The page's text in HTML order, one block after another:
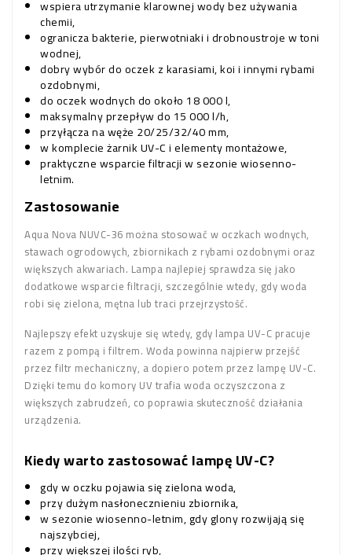
wspiera utrzymanie klarownej wody bez używania
chemii,
ogranicza bakterie, pierwotniaki i drobnoustroje w toni
wodnej,
dobry wybór do oczek z karasiami, koi i innymi rybami
ozdobnymi,
do oczek wodnych do około 18 000 l,
maksymalny przepływ do 15 000 l/h,
przyłącza na węże 20/25/32/40 mm,
w komplecie żarnik UV-C i elementy montażowe,
praktyczne wsparcie filtracji w sezonie wiosenno-
letnim.
Zastosowanie
Aqua Nova NUVC-36 można stosować w oczkach wodnych,
stawach ogrodowych, zbiornikach z rybami ozdobnymi oraz
większych akwariach. Lampa najlepiej sprawdza się jako
dodatkowe wsparcie filtracji, szczególnie wtedy, gdy woda
robi się zielona, mętna lub traci przejrzystość.
Najlepszy efekt uzyskuje się wtedy, gdy lampa UV-C pracuje
razem z pompą i filtrem. Woda powinna najpierw przejść
przez filtr mechaniczny, a dopiero potem przez lampę UV-C.
Dzięki temu do komory UV trafia woda oczyszczona z
większych zabrudzeń, co poprawia skuteczność działania
urządzenia.
Kiedy warto zastosować lampę UV-C?
gdy w oczku pojawia się zielona woda,
przy dużym nasłonecznieniu zbiornika,
w sezonie wiosenno-letnim, gdy glony rozwijają się
najszybciej,
przy większej ilości ryb,